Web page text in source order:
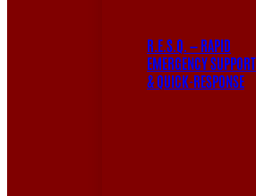
R.E.S.Q. — RAPID
EMERGENCY SUPPORT
& QUICK-RESPONSE